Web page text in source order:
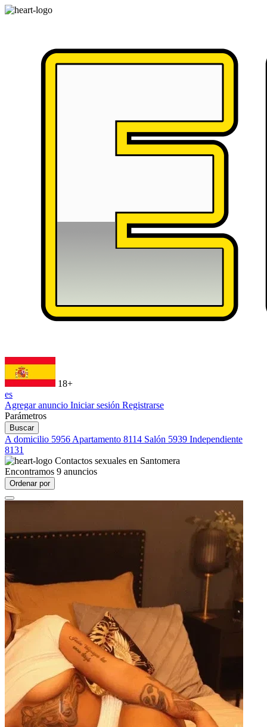
18+
es
Agregar anuncio Iniciar sesión Registrarse
Parámetros
Buscar
A domicilio 5956 Apartamento 8114 Salón 5939 Independiente
8131
Contactos sexuales en Santomera
Encontramos 9 anuncios
Ordenar por